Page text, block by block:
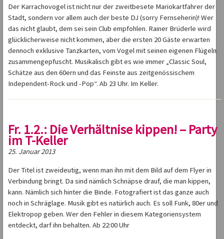
Der Karrachovogel ist nicht nur der zweitbesete Mariokartfahrer der
Stadt, sondern vor allem auch der beste DJ (sorry Fernseherin)! Wer
das nicht glaubt, dem sei sein Club empfohlen. Rainer Brüderle wird
glücklicherweise nicht kommen, aber die ersten 20 Gäste erwarten
dennoch exklusive Tanzkarten, vom Vogel mit seinen eigenen Flügeln
zusammengepfuscht. Musikalisch gibt es wie immer „Classic Soul,
Schätze aus den 60ern und das Feinste aus zeitgenössischem
Independent-Rock und -Pop“. Ab 23 Uhr. Im Keller.
Fr. 1.2.: Die Verhältnise kippen! – Party
im T-Keller
25. Januar 2013
Der Titel ist zweideutig, wenn man ihn mit dem Bild auf dem Flyer in
Verbindung bringt. Da sind nämlich Schnäpse drauf, die man kippen,
kann. Nämlich sich hinter die Binde. Fotografiert ist das ganze auch
noch in Schräglage. Musik gibt es natürlich auch. Es soll Funk, 80er und
Elektropop geben. Wer den Fehler in diesem Kategoriensystem
entdeckt, darf ihn behalten. Ab 22:00 Uhr